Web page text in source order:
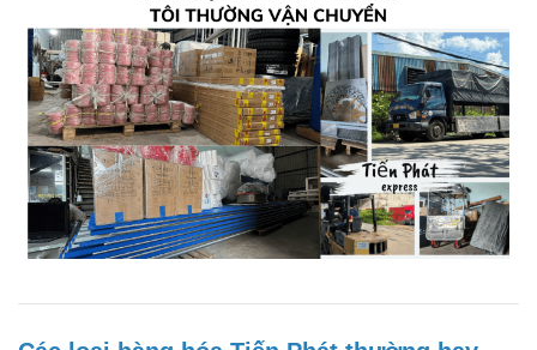
CHÀNH XE CẦN THƠ: CHỈ 750Đ/KG, GIÁ TIẾT KIỆM,